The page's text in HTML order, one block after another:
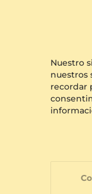
Nuestro
nuestros
recordar